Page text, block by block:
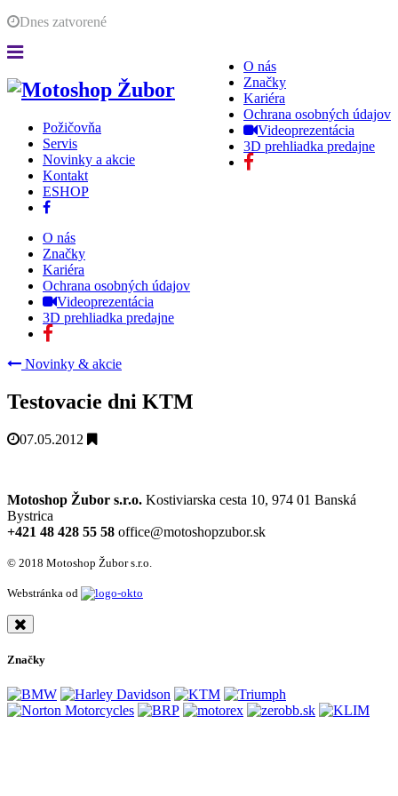
Dnes zatvorené
O nás
Značky
Kariéra
Ochrana osobných údajov
Videoprezentácia
3D prehliadka predajne
Požičovňa
Servis
Novinky a akcie
Kontakt
ESHOP
O nás
Značky
Kariéra
Ochrana osobných údajov
Videoprezentácia
3D prehliadka predajne
Novinky & akcie
Testovacie dni KTM
07.05.2012
Motoshop Žubor s.r.o. Kostiviarska cesta 10, 974 01 Banská
Bystrica
+421 48 428 55 58 office@motoshopzubor.sk
© 2018 Motoshop Žubor s.r.o.
Webstránka od
Značky